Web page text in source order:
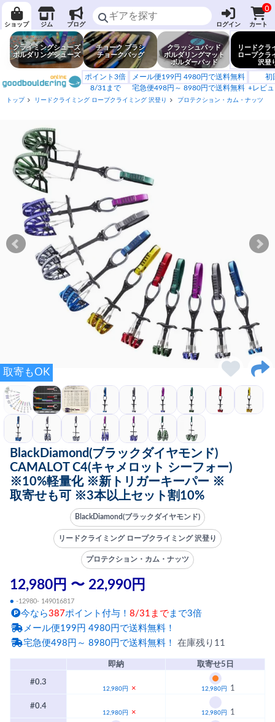
ショップ ジム ブログ ログイン
0
カート
クライミングシューズ
ボルダリングシューズ
チョーク ブラシ
チョークバッグ
クラッシュパッド
ボルダリングマット
ボルダーパッド
リードクラ
ロープクラ
沢登
ポイント3倍
8/31まで
メール便199円 4980円で送料無料
宅急便498円～ 8980円で送料無料
初
+レビ
トップ リードクライミング ロープクライミング 沢登り プロテクション・カム・ナッツ
取寄もOK
BlackDiamond(ブラックダイヤモンド)
CAMALOT C4(キャメロット シーフォー)
※10%軽量化 ※新トリガーキーパー ※
取寄せも可 ※3本以上セット割10%
BlackDiamond(ブラックダイヤモンド)
リードクライミング ロープクライミング 沢登り
プロテクション・カム・ナッツ
12,980円 〜 22,990円
● -12980- 149016817
今なら387ポイント付与！ 8/31まで まで3倍
メール便199円 4980円で送料無料！
宅急便498円～ 8980円で送料無料！ 在庫残り11
即納 取寄せ5日
#0.3
12,980円 × 12,980円 1
#0.4
12,980円 × 12,980円 1